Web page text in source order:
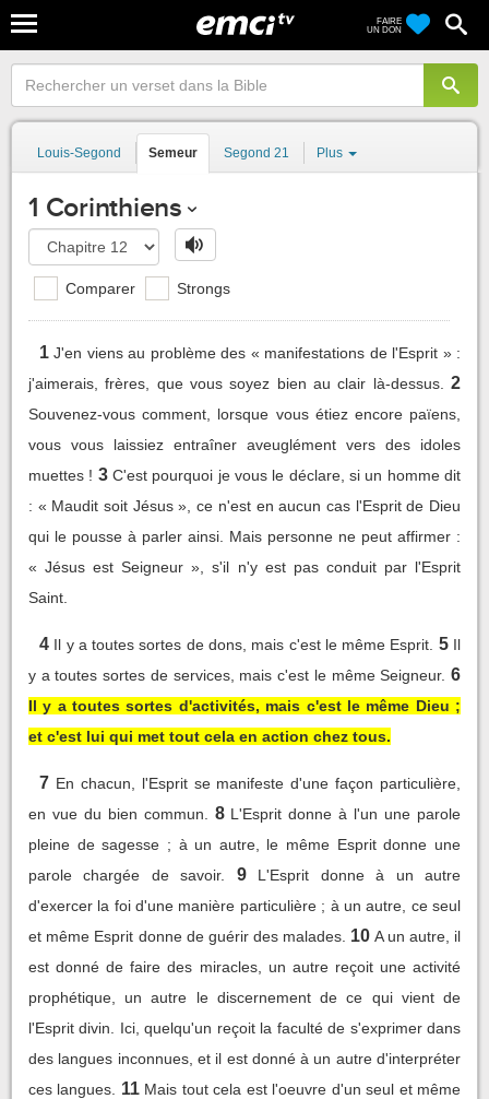
FAIRE
UN DON
Louis-Segond Semeur Segond 21 Plus
1 Corinthiens
Comparer Strongs
1 J'en viens au problème des « manifestations de l'Esprit » :
j'aimerais, frères, que vous soyez bien au clair là-dessus.
2
Souvenez-vous comment, lorsque vous étiez encore païens,
vous vous laissiez entraîner aveuglément vers des idoles
muettes ! 3 C'est pourquoi je vous le déclare, si un homme dit
: « Maudit soit Jésus », ce n'est en aucun cas l'Esprit de Dieu
qui le pousse à parler ainsi. Mais personne ne peut affirmer :
« Jésus est Seigneur », s'il n'y est pas conduit par l'Esprit
Saint.
4 Il y a toutes sortes de dons, mais c'est le même Esprit. 5 Il
y a toutes sortes de services, mais c'est le même Seigneur. 6
Il y a toutes sortes d'activités, mais c'est le même Dieu ;
et c'est lui qui met tout cela en action chez tous.
7 En chacun, l'Esprit se manifeste d'une façon particulière,
en vue du bien commun.
8 L'Esprit donne à l'un une parole
pleine de sagesse ; à un autre, le même Esprit donne une
parole chargée de savoir.
9
L'Esprit donne à un autre
d'exercer la foi d'une manière particulière ; à un autre, ce seul
et même Esprit donne de guérir des malades. 10 A un autre, il
est donné de faire des miracles, un autre reçoit une activité
prophétique, un autre le discernement de ce qui vient de
l'Esprit divin. Ici, quelqu'un reçoit la faculté de s'exprimer dans
des langues inconnues, et il est donné à un autre d'interpréter
ces langues.
11 Mais tout cela est l'oeuvre d'un seul et même